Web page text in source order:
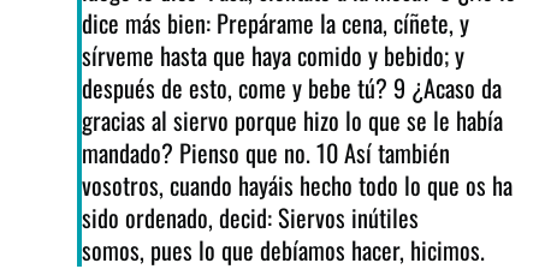
dice más bien: Prepárame la cena, cíñete, y
sírveme hasta que haya comido y bebido; y
después de esto, come y bebe tú? 9 ¿Acaso da
gracias al siervo porque hizo lo que se le había
mandado? Pienso que no. 10 Así también
vosotros, cuando hayáis hecho todo lo que os ha
sido ordenado, decid: Siervos inútiles
somos, pues lo que debíamos hacer, hicimos.